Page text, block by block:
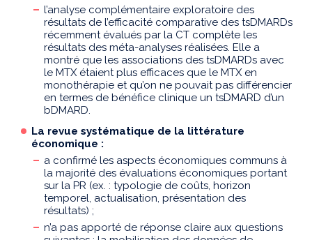
l’analyse complémentaire exploratoire des
résultats de l’efficacité comparative des tsDMARDs
récemment évalués par la CT complète les
résultats des méta-analyses réalisées. Elle a
montré que les associations des tsDMARDs avec
le MTX étaient plus efficaces que le MTX en
monothérapie et qu’on ne pouvait pas différencier
en termes de bénéfice clinique un tsDMARD d’un
bDMARD.
La revue systématique de la littérature
économique :
a confirmé les aspects économiques communs à
la majorité des évaluations économiques portant
sur la PR (ex. : typologie de coûts, horizon
temporel, actualisation, présentation des
résultats) ;
n’a pas apporté de réponse claire aux questions